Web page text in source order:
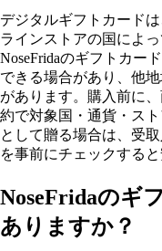
デジタルギフトカード
ラインストアの国によ
NoseFridaのギフトカー
できる場合があり、他
があります。購入前に
約で対象国・通貨・ス
として贈る場合は、受
を事前にチェックすると
NoseFridaのギ
ありますか？